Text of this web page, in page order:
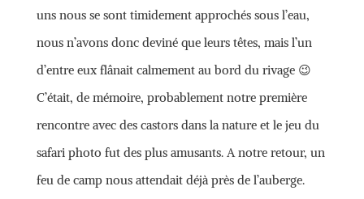
uns nous se sont timidement approchés sous l’eau,
nous n’avons donc deviné que leurs têtes, mais l’un
d’entre eux flânait calmement au bord du rivage 😉
C’était, de mémoire, probablement notre première
rencontre avec des castors dans la nature et le jeu du
safari photo fut des plus amusants. A notre retour, un
feu de camp nous attendait déjà près de l’auberge.